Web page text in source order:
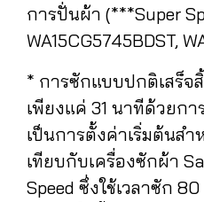
การปั่นผ้า (***Super
WA15CG5745BDST,
* การซักแบบปกติเสร็จ
เพียงแค่ 31 นาทีด้วยกา
เป็นการตั้งค่าเริ่มต้นส
เทียบกับเครื่องซักผ้า
Speed ซึ่งใช้เวลาซัก